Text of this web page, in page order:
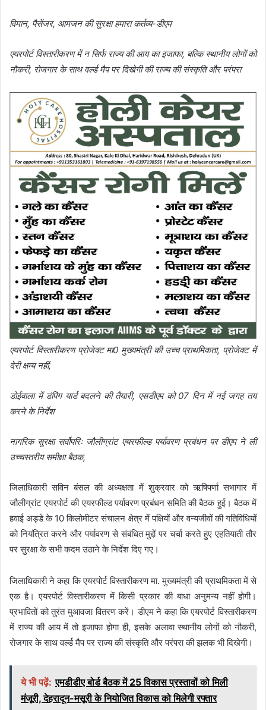
विमान, पैसेंजर, आमजन की सुरक्षा हमारा कर्तव्य-डीएम
एयरपोर्ट विस्तारीकरण में न सिर्फ राज्य की आय का इजाफा, बल्कि स्थानीय लोगों को
नौकरी, रोजगार के साथ वर्ल्ड मैप पर दिखेगी की राज्य की संस्कृति और परंपरा
एयरपोर्ट विस्तारीकरण प्रोजेक्ट मा0 मुख्यमंत्री की उच्च प्राथमिकता, प्रोजेक्ट में
देरी क्षम्य नहीं,
डोईवाला में डंपिंग यार्ड बदलने की तैयारी, एसडीएम को 07 दिन में नई जगह तय
करने के निर्देश
नागरिक सुरक्षा सर्वोपरिः जौलीग्रांट एयरफील्ड पर्यावरण प्रबंधन पर डीएम ने ली
उच्चस्तरीय समीक्षा बैठक,
जिलाधिकारी सविन बंसल की अध्यक्षता में शुक्रवार को ऋषिपर्णा सभागार में
जौलीग्रांट एयरपोर्ट की एयरफील्ड पर्यावरण प्रबंधन समिति की बैठक हुई। बैठक में
हवाई अड्डे के 10 किलोमीटर संचालन क्षेत्र में पक्षियों और वन्यजीवों की गतिविधियों
को नियंत्रित करने और पर्यावरण से संबंधित मुद्दों पर चर्चा करते हुए एहतियाती तौर
पर सुरक्षा के सभी कदम उठाने के निर्देश दिए गए।
जिलाधिकारी ने कहा कि एयरपोर्ट विस्तारीकरण मा. मुख्यमंत्री की प्राथमिकता में से
एक है। एयरपोर्ट विस्तारीकरण में किसी प्रकार की बाधा अनुमन्य नहीं होगी।
प्रभावितों को तुरंत मुआवजा वितरण करें। डीएम ने कहा कि एयरपोर्ट विस्तारीकरण
में राज्य की आय में तो इजाफा होगा ही, इसके अलावा स्थानीय लोगों को नौकरी,
रोजगार के साथ वर्ल्ड मैप पर राज्य की संस्कृति और परंपरा की झलक भी दिखेगी।
ये भी पढ़ें: एमडीडीए बोर्ड बैठक में 25 विकास प्रस्तावों को मिली
मंजूरी, देहरादून-मसूरी के नियोजित विकास को मिलेगी रफ्तार